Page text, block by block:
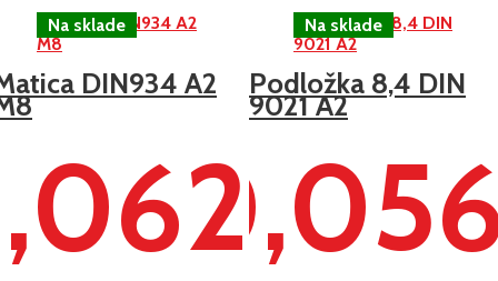
DIN934 A2 Podložka 8,4 DIN
9021 A2